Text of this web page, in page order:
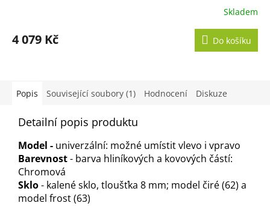
produktu
je
hvězdiček.
Skladem
4 079 Kč Do košíku
Popis Související soubory (1) Hodnocení Diskuze
Detailní popis produktu
Model - univerzální: možné umístit vlevo i vpravo
Barevnost- barva hliníkových a kovových částí:
Chromová
Sklo- kalené sklo, tloušťka 8 mm; model čiré (62) a
model frost (63)